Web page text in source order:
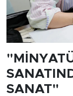
SANAT"